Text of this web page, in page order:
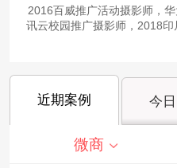
2016百威推广活动摄影师，
讯云校园推广摄影师，2018
近期案例 今
微商